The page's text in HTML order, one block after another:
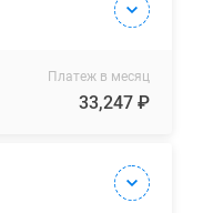
Платеж в месяц
33,247 ₽